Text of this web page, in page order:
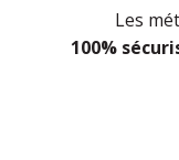
Les
100%